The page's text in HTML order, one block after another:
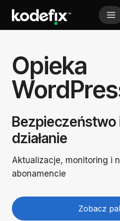
treści
Opieka
Bezpieczeństwo
działanie
Aktualizacje, monitoring i
abonamencie
Zobacz